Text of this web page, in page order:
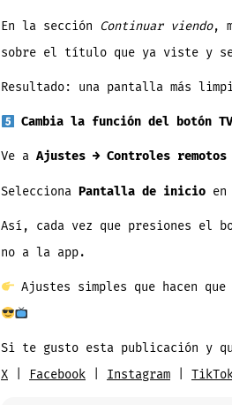
En la sección Continuar viendo,
sobre el título que ya viste y
Resultado: una pantalla más
Cambia la función del botón
Ve a Ajustes → Controles
Selecciona Pantalla de inicio
Así, cada vez que presiones el
no a la app.
Ajustes simples que hacen que
Si te gusto esta publicación y
X
Facebook Instagram